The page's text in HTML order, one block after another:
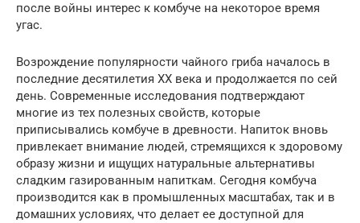
после войны интерес к комбуче на некоторое время
угас.
Возрождение популярности чайного гриба началось в
последние десятилетия XX века и продолжается по сей
день. Современные исследования подтверждают
многие из тех полезных свойств, которые
приписывались комбуче в древности. Напиток вновь
привлекает внимание людей, стремящихся к здоровому
образу жизни и ищущих натуральные альтернативы
сладким газированным напиткам. Сегодня комбуча
производится как в промышленных масштабах, так и в
домашних условиях, что делает ее доступной для